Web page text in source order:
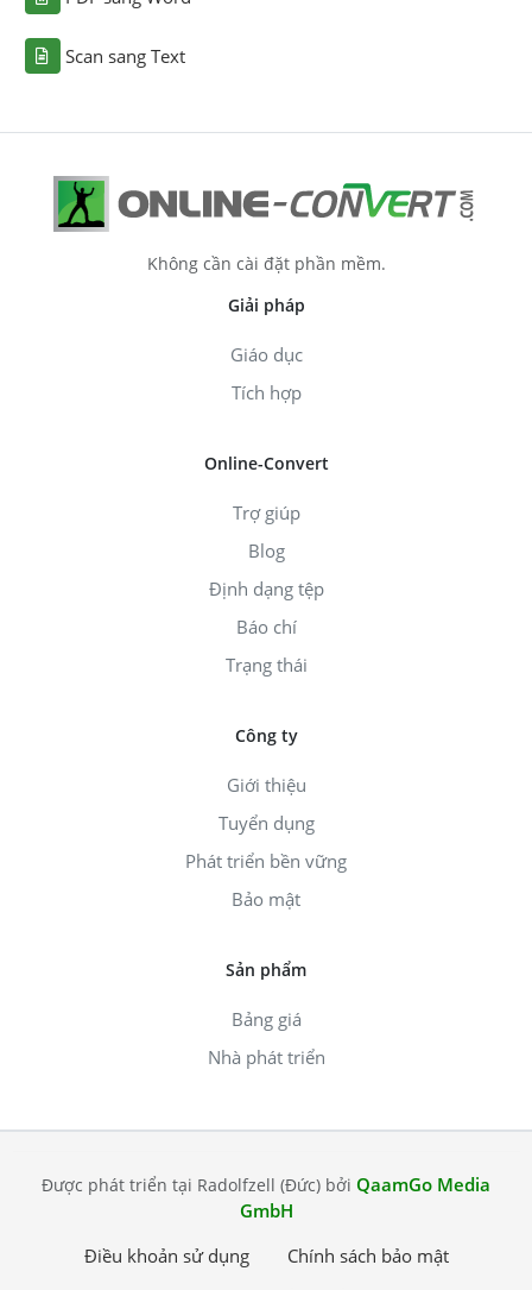
Scan sang Text
Không cần cài đặt phần mềm.
Giải pháp
Giáo dục
Tích hợp
Online-Convert
Trợ giúp
Blog
Định dạng tệp
Báo chí
Trạng thái
Công ty
Giới thiệu
Tuyển dụng
Phát triển bền vững
Bảo mật
Sản phẩm
Bảng giá
Nhà phát triển
Được phát triển tại Radolfzell (Đức) bởi QaamGo Media
GmbH
Điều khoản sử dụng
Chính sách bảo mật